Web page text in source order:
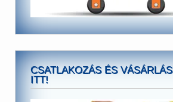
CSATLAKOZÁS ÉS
ITT!